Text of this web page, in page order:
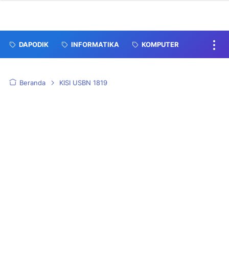
DAPODIK INFORMATIKA KOMPUTER
Beranda KISI USBN 1819